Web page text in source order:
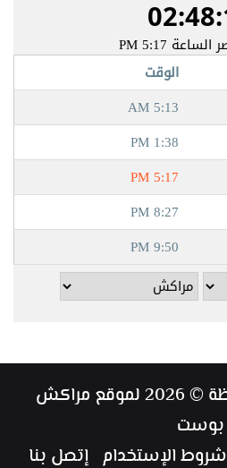
حقوق النشر محفوظة © 2026 لموقع مراكش
بوست
شروط الإستخدام إتصل بنا